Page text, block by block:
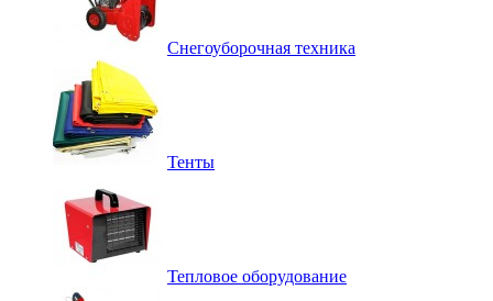
Снегоуборочная техника
Тенты
Тепловое оборудование